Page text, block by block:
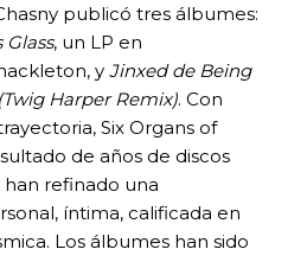
publicó tres álbumes:
Glass, un LP en
y Jinxed de Being
Harper Remix). Con
Six Organs of
de años de discos
han refinado una
íntima, calificada en
Los álbumes han sido